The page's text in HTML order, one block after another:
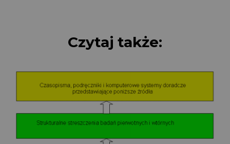
Czytaj także: